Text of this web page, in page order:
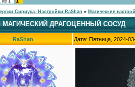
из 1
Сириуса. Настройки RaShan » Магические
МАГИЧЕСКИЙ ДРАГОЦЕННЫЙ СОСУД
RaShan Дата: Пятница, 2024-